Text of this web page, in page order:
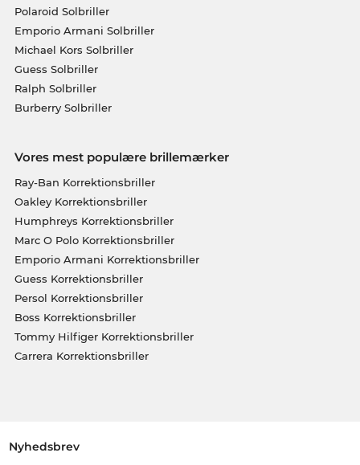
Polaroid Solbriller
Emporio Armani Solbriller
Michael Kors Solbriller
Guess Solbriller
Ralph Solbriller
Burberry Solbriller
Vores mest populære brillemærker
Ray-Ban Korrektionsbriller
Oakley Korrektionsbriller
Humphreys Korrektionsbriller
Marc O Polo Korrektionsbriller
Emporio Armani Korrektionsbriller
Guess Korrektionsbriller
Persol Korrektionsbriller
Boss Korrektionsbriller
Tommy Hilfiger Korrektionsbriller
Carrera Korrektionsbriller
Nyhedsbrev